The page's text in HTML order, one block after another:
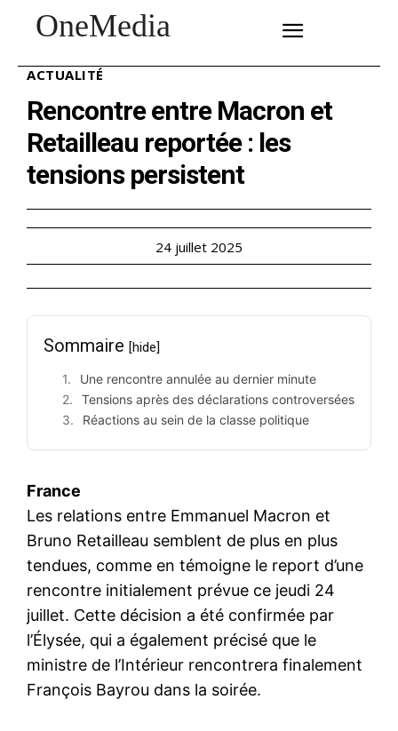
OneMedia
ACTUALITÉ
Rencontre entre Macron et
Retailleau reportée : les
tensions persistent
24 juillet 2025
Sommaire [hide]
Une rencontre annulée au dernier minute
Tensions après des déclarations controversées
Réactions au sein de la classe politique
France
Les relations entre Emmanuel Macron et
Bruno Retailleau semblent de plus en plus
tendues, comme en témoigne le report d’une
rencontre initialement prévue ce jeudi 24
juillet. Cette décision a été confirmée par
l’Élysée, qui a également précisé que le
ministre de l’Intérieur rencontrera finalement
François Bayrou dans la soirée.